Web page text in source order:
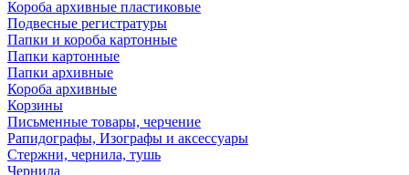
Короба архивные пластиковые
Подвесные регистратуры
Папки и короба картонные
Папки картонные
Папки архивные
Короба архивные
Корзины
Письменные товары, черчение
Рапидографы, Изографы и аксессуары
Стержни, чернила, тушь
Чернила